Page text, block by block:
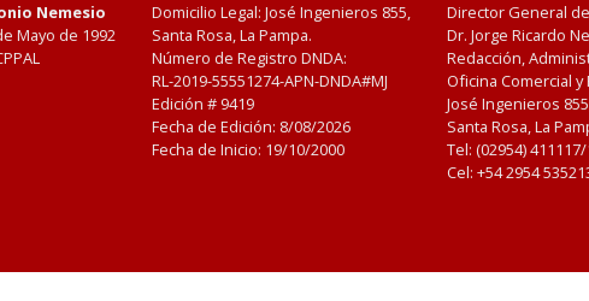
Nemesio
Mayo de 1992
Domicilio Legal: José Ingenieros 855,
Santa Rosa, La Pampa.
Número de Registro DNDA:
RL-2019-55551274-APN-DNDA#MJ
Edición # 9419
Fecha de Edición: 8/08/2026
Fecha de Inicio: 19/10/2000
Director General
Dr. Jorge Ricardo
Redacción,
Oficina Comercial
José Ingenieros
Santa Rosa, La
Tel: (02954)
Cel: +54 2954